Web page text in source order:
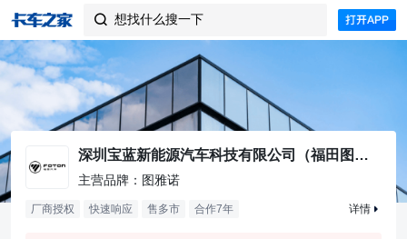
 想找什么搜一下
深圳宝蓝新能源汽车科技有限公司（福田图雅诺）
主营品牌：图雅诺
厂商授权 快速响应 售多市 合作7年 详情